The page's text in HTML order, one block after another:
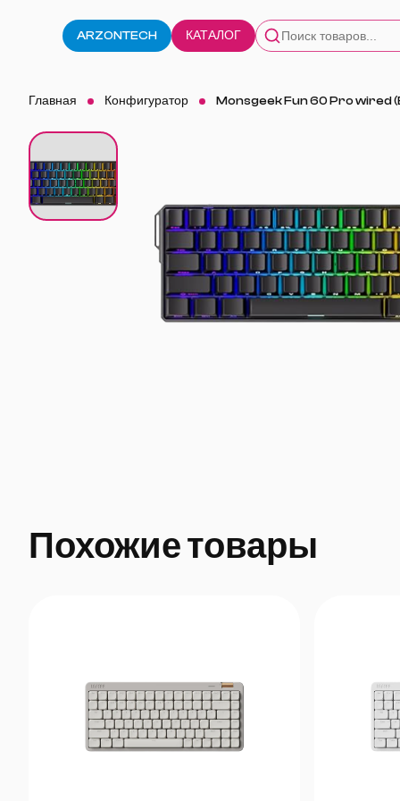
ARZONTECH КАТАЛОГ
Главная Конфигуратор Monsgeek Fun 60 Pro wired
Похожие товары